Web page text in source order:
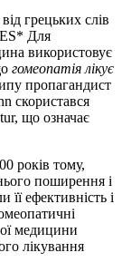
грецьких слів
Для
використовує
гомеопатія лікує
пропагандист
скористався
що означає
років тому,
поширення і
її ефективність і
медицини
лікування